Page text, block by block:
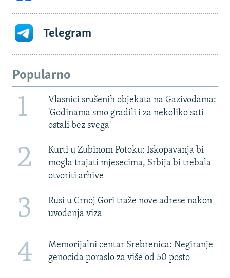
Telegram
Popularno
1
Vlasnici srušenih objekata na Gazivodama:
'Godinama smo gradili i za nekoliko sati
ostali bez svega'
2
Kurti u Zubinom Potoku: Iskopavanja bi
mogla trajati mjesecima, Srbija bi trebala
otvoriti arhive
3
Rusi u Crnoj Gori traže nove adrese nakon
uvođenja viza
4
Memorijalni centar Srebrenica: Negiranje
genocida poraslo za više od 50 posto